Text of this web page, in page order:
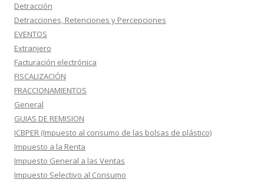
Detracción
Detracciones, Retenciones y Percepciones
EVENTOS
Extranjero
Facturación electrónica
FISCALIZACIÓN
FRACCIONAMIENTOS
General
GUIAS DE REMISION
ICBPER (Impuesto al consumo de las bolsas de plástico)
Impuesto a la Renta
Impuesto General a las Ventas
Impuesto Selectivo al Consumo